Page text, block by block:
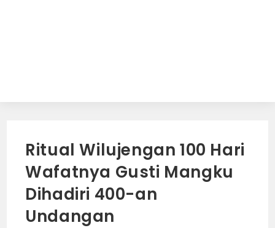
Ritual Wilujengan 100 Hari
Wafatnya Gusti Mangku
Dihadiri 400-an
Undangan